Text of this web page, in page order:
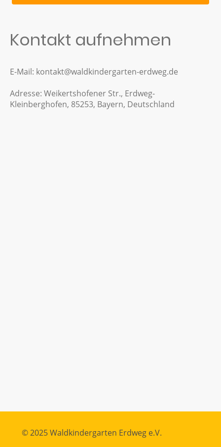
Kontakt aufnehmen
E-Mail: kontakt@waldkindergarten-erdweg.de
Adresse: Weikertshofener Str., Erdweg-
Kleinberghofen, 85253, Bayern, Deutschland
© 2025 Waldkindergarten Erdweg e.V.